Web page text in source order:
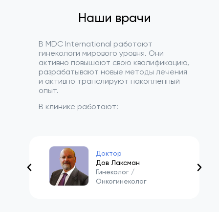
Наши врачи
В MDC International работают
гинекологи мирового уровня. Они
активно повышают свою квалификацию,
разрабатывают новые методы лечения
и активно транслируют накопленный
опыт.
В клинике работают:
Доктор
Дов Лаксман
Гинеколог /
Онкогинеколог